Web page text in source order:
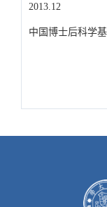
2013.12
中国博士后科学